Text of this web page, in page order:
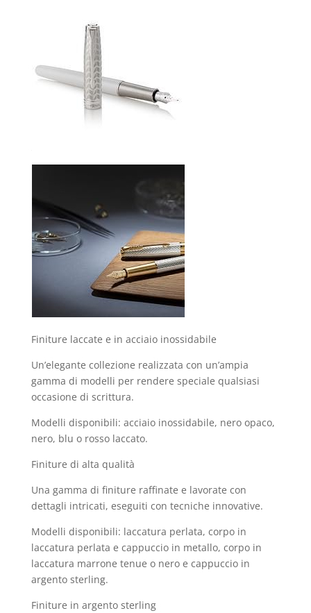
Finiture laccate e in acciaio inossidabile
Un’elegante collezione realizzata con un’ampia
gamma di modelli per rendere speciale qualsiasi
occasione di scrittura.
Modelli disponibili: acciaio inossidabile, nero opaco,
nero, blu o rosso laccato.
Finiture di alta qualità
Una gamma di finiture raffinate e lavorate con
dettagli intricati, eseguiti con tecniche innovative.
Modelli disponibili: laccatura perlata, corpo in
laccatura perlata e cappuccio in metallo, corpo in
laccatura marrone tenue o nero e cappuccio in
argento sterling.
Finiture in argento sterling